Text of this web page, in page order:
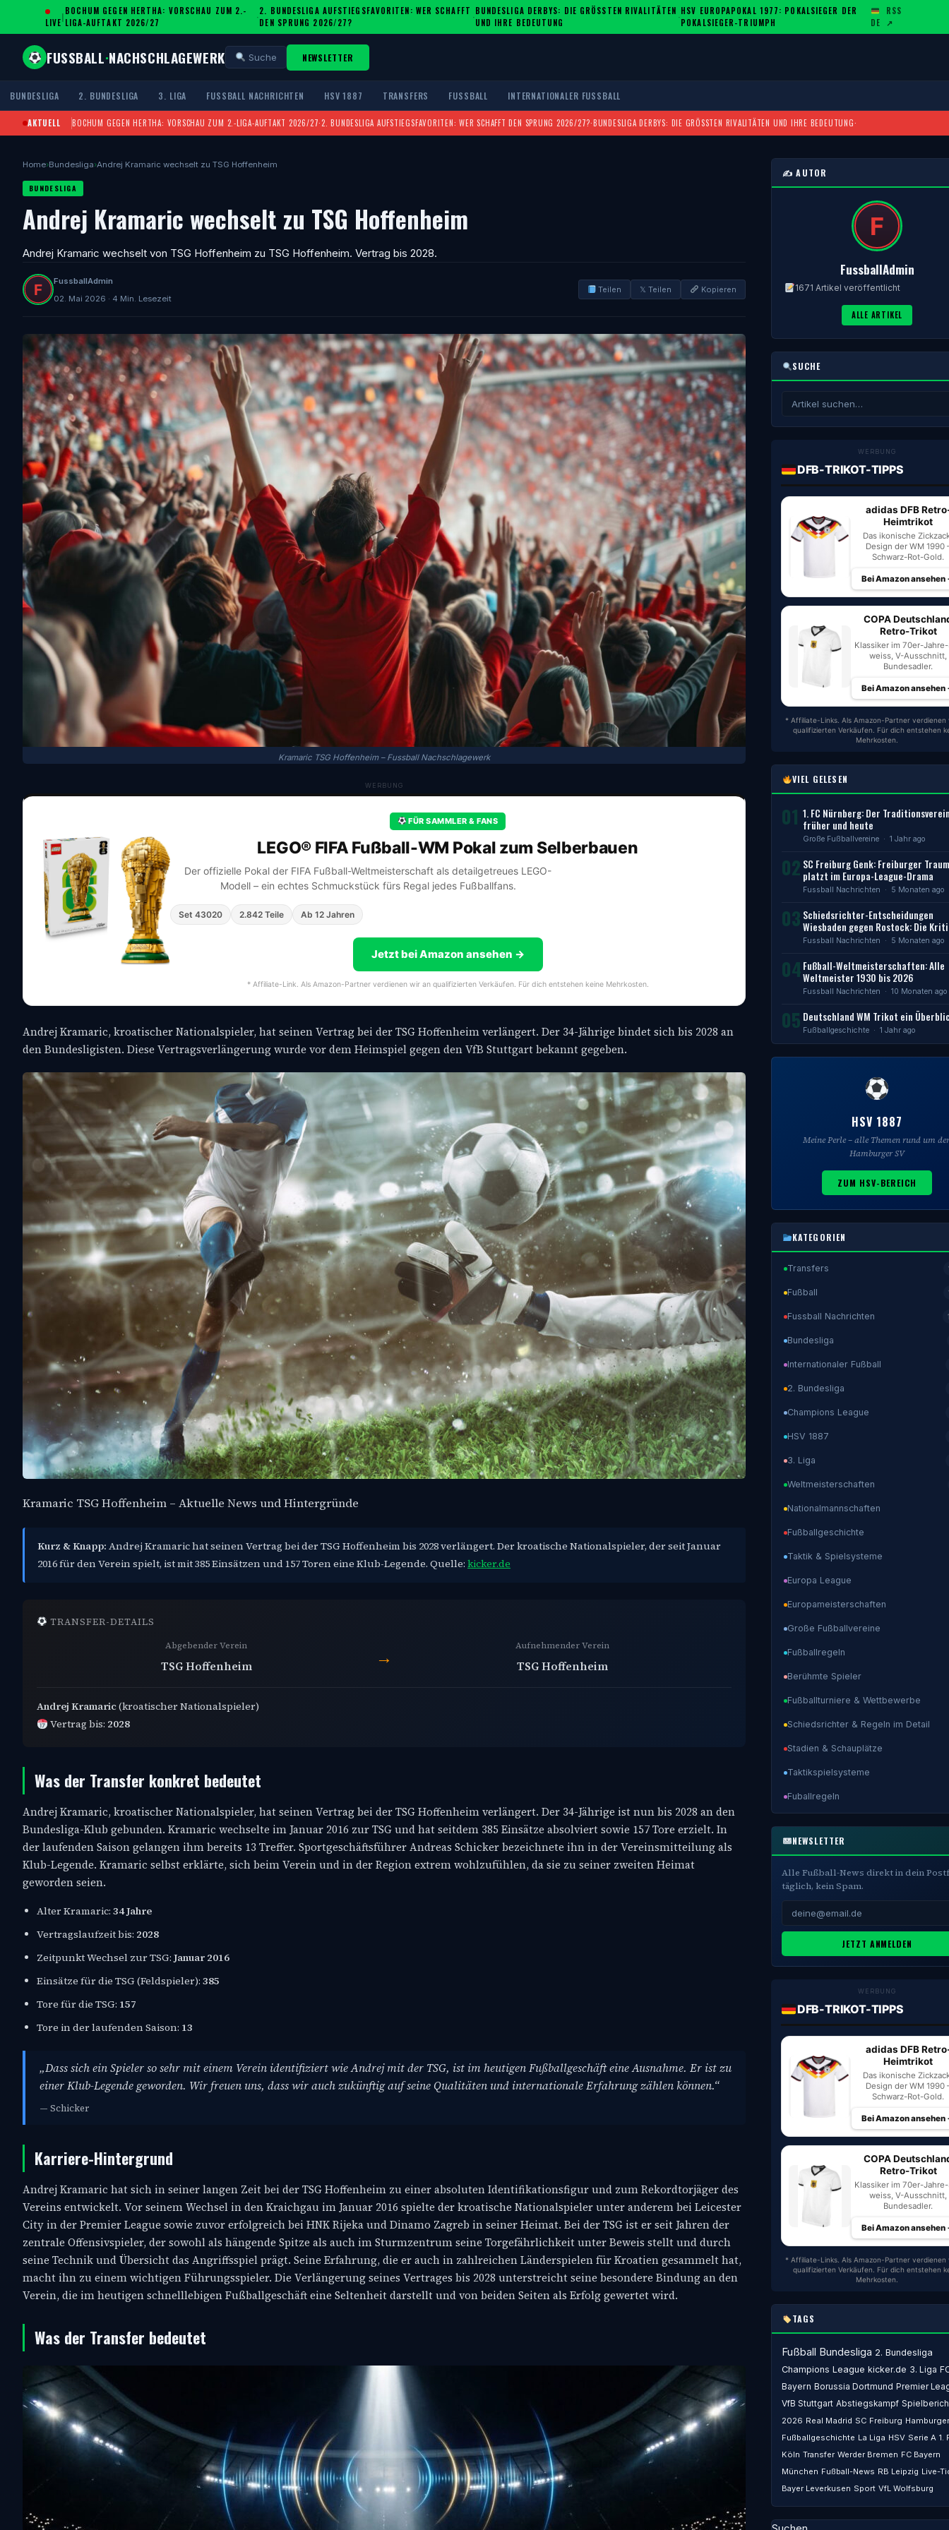
LIVE
|
BOCHUM GEGEN HERTHA: VORSCHAU ZUM 2.-
LIGA-AUFTAKT 2026/27
·
2. BUNDESLIGA AUFSTIEGSFAVORITEN: WER SCHAFFT
DEN SPRUNG 2026/27?
·
BUNDESLIGA DERBYS: DIE GRÖSSTEN RIVALITÄTEN U
ND IHRE BEDEUTUNG
·
HSV EUROPAPOKAL 1977: POKALSIEGER DER
POKALSIEGER-TRIUMPH
DE
RSS
↗
FUSSBALL·NACHSCHLAGEWERK Suche NEWSLETTER
BUNDESLIGA 2. BUNDESLIGA 3. LIGA FUSSBALL NACHRICHTEN HSV 1887 TRANSFERS FUSSBALL INTERNATIONALER FUSSBALL
AKTUELL BOCHUM GEGEN HERTHA: VORSCHAU ZUM 2.-LIGA-AUFTAKT 2026/27·2. BUNDESLIGA AUFSTIEGSFAVORITEN: WER SCHAFFT DEN SPRUNG 2026/27?·BUNDESLIGA DERBYS: DIE GRÖSSTEN RIVALITÄTEN UND IHRE BEDEUTUNG ·
Home›Bundesliga›Andrej Kramaric wechselt zu TSG Hoffenheim
BUNDESLIGA
Andrej Kramaric wechselt zu TSG Hoffenheim
Andrej Kramaric wechselt von TSG Hoffenheim zu TSG Hoffenheim. Vertrag bis 2028.
FussballAdmin
02. Mai 2026 · 4 Min. Lesezeit
Teilen 𝕏 Teilen Kopieren
Kramaric TSG Hoffenheim – Fussball Nachschlagewerk
WERBUNG
FÜR SAMMLER & FANS
LEGO® FIFA Fußball-WM Pokal zum Selberbauen
Der offizielle Pokal der FIFA Fußball-Weltmeisterschaft als detailgetreues LEGO-
Modell – ein echtes Schmuckstück fürs Regal jedes Fußballfans.
Set 43020 2.842 Teile Ab 12 Jahren
Jetzt bei Amazon ansehen →
* Affiliate-Link. Als Amazon-Partner verdienen wir an qualifizierten Verkäufen. Für dich entstehen keine Mehrkosten.
Andrej Kramaric, kroatischer Nationalspieler, hat seinen Vertrag bei der TSG Hoffenheim verlängert. Der 34-Jährige bindet sich bis 2028 an
den Bundesligisten. Diese Vertragsverlängerung wurde vor dem Heimspiel gegen den VfB Stuttgart bekannt gegeben.
Kramaric TSG Hoffenheim – Aktuelle News und Hintergründe
Kurz & Knapp: Andrej Kramaric hat seinen Vertrag bei der TSG Hoffenheim bis 2028 verlängert. Der kroatische Nationalspieler, der seit Januar
2016 für den Verein spielt, ist mit 385 Einsätzen und 157 Toren eine Klub-Legende. Quelle: kicker.de
TRANSFER-DETAILS
Abgebender Verein
TSG Hoffenheim → Aufnehmender Verein
TSG Hoffenheim
Andrej Kramaric(kroatischer Nationalspieler)
Vertrag bis: 2028
Was der Transfer konkret bedeutet
Andrej Kramaric, kroatischer Nationalspieler, hat seinen Vertrag bei der TSG Hoffenheim verlängert. Der 34-Jährige ist nun bis 2028 an den
Bundesliga-Klub gebunden. Kramaric wechselte im Januar 2016 zur TSG und hat seitdem 385 Einsätze absolviert sowie 157 Tore erzielt. In
der laufenden Saison gelangen ihm bereits 13 Treffer. Sportgeschäftsführer Andreas Schicker bezeichnete ihn in der Vereinsmitteilung als
Klub-Legende. Kramaric selbst erklärte, sich beim Verein und in der Region extrem wohlzufühlen, da sie zu seiner zweiten Heimat
geworden seien.
Alter Kramaric: 34 Jahre
Vertragslaufzeit bis: 2028
Zeitpunkt Wechsel zur TSG:Januar 2016
Einsätze für die TSG (Feldspieler): 385
Tore für die TSG: 157
Tore in der laufenden Saison: 13
„Dass sich ein Spieler so sehr mit einem Verein identifiziert wie Andrej mit der TSG, ist im heutigen Fußballgeschäft eine Ausnahme. Er ist zu
einer Klub-Legende geworden. Wir freuen uns, dass wir auch zukünftig auf seine Qualitäten und internationale Erfahrung zählen können.“
— Schicker
Karriere-Hintergrund
Andrej Kramaric hat sich in seiner langen Zeit bei der TSG Hoffenheim zu einer absoluten Identifikationsfigur und zum Rekordtorjäger des
Vereins entwickelt. Vor seinem Wechsel in den Kraichgau im Januar 2016 spielte der kroatische Nationalspieler unter anderem bei Leicester
City in der Premier League sowie zuvor erfolgreich bei HNK Rijeka und Dinamo Zagreb in seiner Heimat. Bei der TSG ist er seit Jahren der
zentrale Offensivspieler, der sowohl als hängende Spitze als auch im Sturmzentrum seine Torgefährlichkeit unter Beweis stellt und durch
seine Technik und Übersicht das Angriffsspiel prägt. Seine Erfahrung, die er auch in zahlreichen Länderspielen für Kroatien gesammelt hat,
macht ihn zu einem wichtigen Führungsspieler. Die Verlängerung seines Vertrages bis 2028 unterstreicht seine besondere Bindung an den
Verein, die im heutigen schnelllebigen Fußballgeschäft eine Seltenheit darstellt und von beiden Seiten als Erfolg gewertet wird.
Was der Transfer bedeutet
✍️ AUTOR
FussballAdmin
1671 Artikel veröffentlicht
ALLE ARTIKEL
SUCHE
WERBUNG
DFB-TRIKOT-TIPPS
adidas DFB
Heimtrikot
Das ikonische
Design der WM 1990
Schwarz-Rot-Gold.
Bei Amazon ansehen
COPA
Retro-Trikot
Klassiker im 70er-
weiss, V-Ausschnitt,
Bundesadler.
Bei Amazon ansehen
* Affiliate-Links. Als Amazon-Partner verdienen
qualifizierten Verkäufen. Für dich entstehen
Mehrkosten.
VIEL GELESEN
01 1. FC Nürnberg: Der
früher und heute
Große Fußballvereine · 1 Jahr ago
02 SC Freiburg Genk: Freiburger Traum
platzt im Europa-League-Drama
Fussball Nachrichten · 5 Monaten ago
03 Schiedsrichter-Entscheidungen
Wiesbaden gegen Rostock: Die
Fussball Nachrichten · 5 Monaten ago
04 Fußball-Weltmeisterschaften: Alle
Weltmeister 1930 bis 2026
Fussball Nachrichten · 10 Monaten ago
05 Deutschland WM Trikot ein
Fußballgeschichte · 1 Jahr ago
HSV 1887
Meine Perle – alle Themen rund um
Hamburger SV
ZUM HSV-BEREICH
KATEGORIEN
Transfers
Fußball
Fussball Nachrichten
Bundesliga
Internationaler Fußball
2. Bundesliga
Champions League
HSV 1887
3. Liga
Weltmeisterschaften
Nationalmannschaften
Fußballgeschichte
Taktik & Spielsysteme
Europa League
Europameisterschaften
Große Fußballvereine
Fußballregeln
Berühmte Spieler
Fußballturniere & Wettbewerbe
Schiedsrichter & Regeln im Detail
Stadien & Schauplätze
Taktikspielsysteme
Fuballregeln
NEWSLETTER
Alle Fußball-News direkt in dein
täglich, kein Spam.
JETZT ANMELDEN
WERBUNG
DFB-TRIKOT-TIPPS
adidas DFB
Heimtrikot
Das ikonische
Design der WM 1990
Schwarz-Rot-Gold.
Bei Amazon ansehen
COPA
Retro-Trikot
Klassiker im 70er-
weiss, V-Ausschnitt,
Bundesadler.
Bei Amazon ansehen
* Affiliate-Links. Als Amazon-Partner verdienen
qualifizierten Verkäufen. Für dich entstehen
Mehrkosten.
TAGS
Fußball Bundesliga 2. Bundesliga
Champions League kicker.de 3. Liga
Bayern Borussia Dortmund Premier
VfB Stuttgart Abstiegskampf
2026 Real Madrid SC Freiburg
Fußballgeschichte La Liga HSV Serie A 1.
Köln Transfer Werder Bremen FC Bayern
München Fußball-News RB Leipzig Live-
Bayer Leverkusen Sport VfL Wolfsburg